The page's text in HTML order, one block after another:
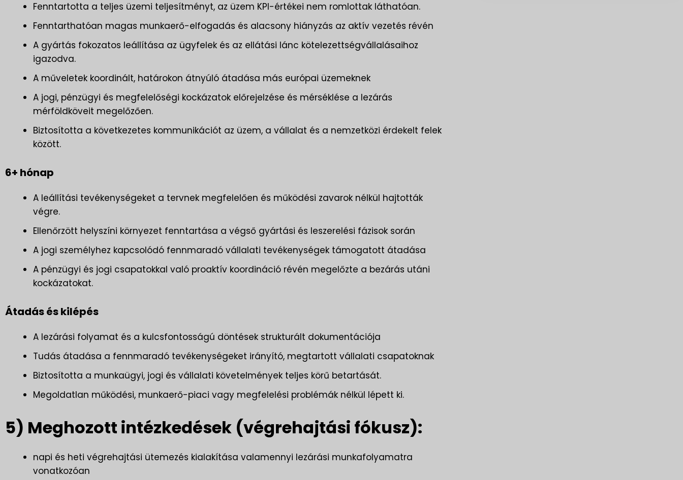
Fenntartotta a teljes üzemi teljesítményt, az üzem KPI-értékei nem romlottak láthatóan.
Fenntarthatóan magas munkaerő-elfogadás és alacsony hiányzás az aktív vezetés révén
A gyártás fokozatos leállítása az ügyfelek és az ellátási lánc kötelezettségvállalásaihoz
igazodva.
A műveletek koordinált, határokon átnyúló átadása más európai üzemeknek
A jogi, pénzügyi és megfelelőségi kockázatok előrejelzése és mérséklése a lezárás
mérföldköveit megelőzően.
Biztosította a következetes kommunikációt az üzem, a vállalat és a nemzetközi érdekelt felek
között.
6+ hónap
A leállítási tevékenységeket a tervnek megfelelően és működési zavarok nélkül hajtották
végre.
Ellenőrzött helyszíni környezet fenntartása a végső gyártási és leszerelési fázisok során
A jogi személyhez kapcsolódó fennmaradó vállalati tevékenységek támogatott átadása
A pénzügyi és jogi csapatokkal való proaktív koordináció révén megelőzte a bezárás utáni
kockázatokat.
Átadás és kilépés
A lezárási folyamat és a kulcsfontosságú döntések strukturált dokumentációja
Tudás átadása a fennmaradó tevékenységeket irányító, megtartott vállalati csapatoknak
Biztosította a munkaügyi, jogi és vállalati követelmények teljes körű betartását.
Megoldatlan működési, munkaerő-piaci vagy megfelelési problémák nélkül lépett ki.
5) Meghozott intézkedések (végrehajtási fókusz):
napi és heti végrehajtási ütemezés kialakítása valamennyi lezárási munkafolyamatra
vonatkozóan